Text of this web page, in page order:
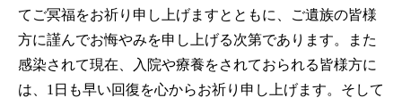
てご冥福をお祈り申し上げますとともに、ご遺族の皆様
方に謹んでお悔やみを申し上げる次第であります。また
感染されて現在、入院や療養をされておられる皆様方に
は、1日も早い回復を心からお祈り申し上げます。そして